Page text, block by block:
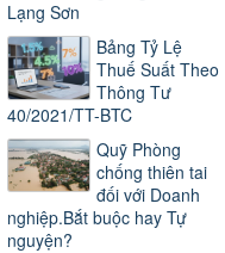
Lạng Sơn
Bảng Tỷ Lệ
Thuế Suất Theo
Thông Tư
40/2021/TT-BTC
Quỹ Phòng
chống thiên tai
đối với Doanh
nghiệp.Bắt buộc hay Tự
nguyện?